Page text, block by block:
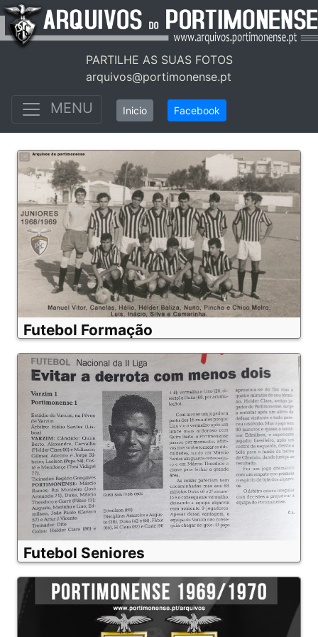
PARTILHE AS SUAS FOTOS
arquivos@portimonense.pt
MENU Inicio Facebook
Futebol Formação
Futebol Seniores